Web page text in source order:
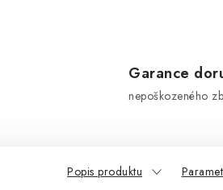
Garance
nepoškozeného
Popis produktu